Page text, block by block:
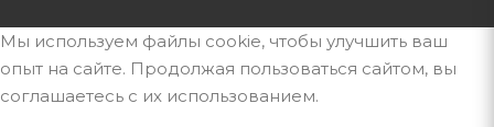
Мы используем файлы cookie, чтобы улучшить ваш
опыт на сайте. Продолжая пользоваться сайтом, вы
соглашаетесь с их использованием.